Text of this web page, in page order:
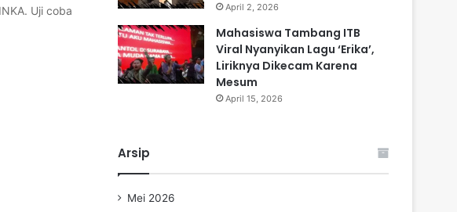
Uji coba
April 2, 2026
Mahasiswa Tambang ITB
Viral Nyanyikan Lagu ‘Erika’,
Liriknya Dikecam Karena
Mesum
April 15, 2026
Arsip
Mei 2026